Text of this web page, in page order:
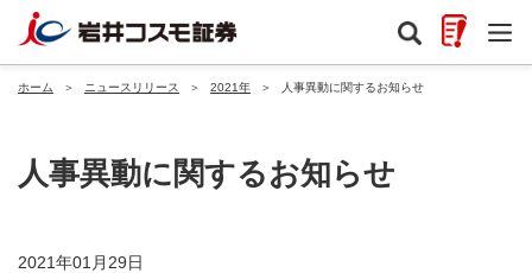
ホーム ＞ ニュースリリース ＞ 2021年 ＞ 人事異動に関するお知らせ
人事異動に関するお知らせ
2021年01月29日